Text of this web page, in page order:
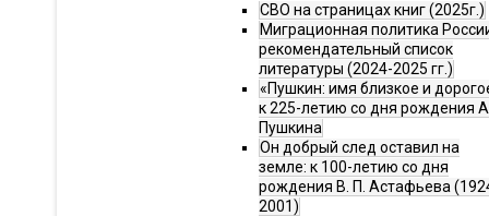
СВО на страницах книг (2025г.)
Миграционная политика
рекомендательный список
литературы (2024-2025 гг.)
«Пушкин: имя близкое и
к 225-летию со дня рождения
Пушкина
Он добрый след оставил на
земле: к 100-летию со дня
рождения В. П. Астафьева
2001)